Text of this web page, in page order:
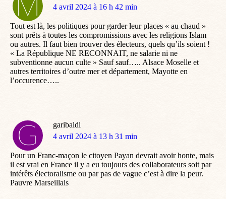
dit
4 avril 2024 à 16 h 42 min
Tout est là, les politiques pour garder leur places « au chaud »
sont prêts à toutes les compromissions avec les religions Islam
ou autres. Il faut bien trouver des électeurs, quels qu’ils soient !
« La République NE RECONNAIT, ne salarie ni ne
subventionne aucun culte » Sauf sauf….. Alsace Moselle et
autres territoires d’outre mer et département, Mayotte en
l’occurence…..
garibaldi
dit
4 avril 2024 à 13 h 31 min
Pour un Franc-maçon le citoyen Payan devrait avoir honte, mais
il est vrai en France il y a eu toujours des collaborateurs soit par
intérêts électoralisme ou par pas de vague c’est à dire la peur.
Pauvre Marseillais